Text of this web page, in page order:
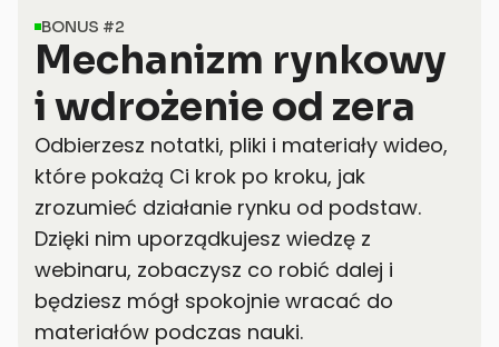
BONUS #2
Mechanizm rynkowy
i wdrożenie od zera
Odbierzesz notatki, pliki i materiały wideo,
które pokażą Ci krok po kroku, jak
zrozumieć działanie rynku od podstaw.
Dzięki nim uporządkujesz wiedzę z
webinaru, zobaczysz co robić dalej i
będziesz mógł spokojnie wracać do
materiałów podczas nauki.